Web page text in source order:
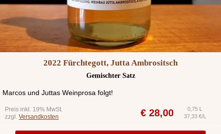
2022 Fürchtegott, Jutta Ambrositsch
Gemischter Satz
Marcos und Juttas Weinprosa folgt!
Preis inkl. 19% MwSt.
zzgl. Versandkosten € 28,00
0,75 L
37,33 €/L